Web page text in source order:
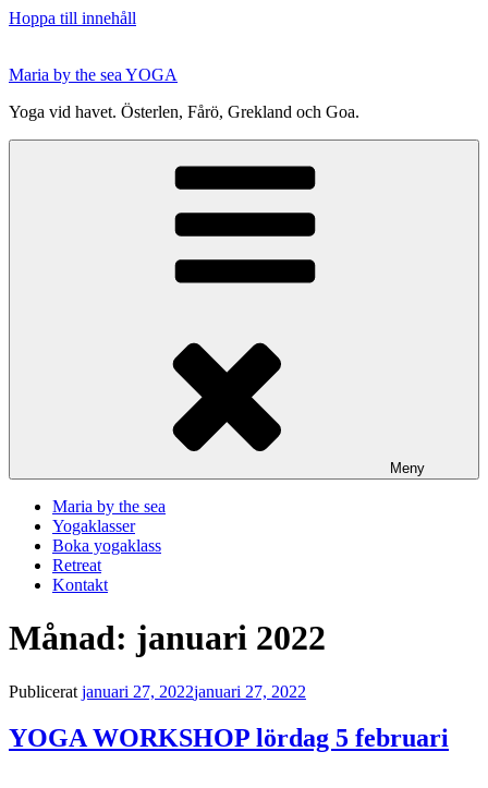
Hoppa till innehåll
Maria by the sea YOGA
Yoga vid havet. Österlen, Fårö, Grekland och Goa.
Meny
Maria by the sea
Yogaklasser
Boka yogaklass
Retreat
Kontakt
Månad: januari 2022
Publicerat januari 27, 2022januari 27, 2022
YOGA WORKSHOP lördag 5 februari